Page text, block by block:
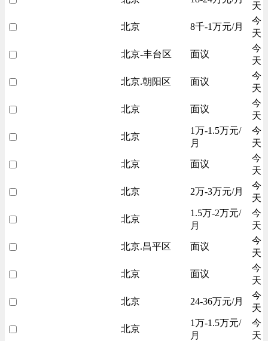
天
北京 8千-1万元/月
今
天
北京-丰台区 面议
今
天
北京.朝阳区 面议
今
天
北京 面议
今
天
北京
1万-1.5万元/
月
今
天
北京 面议
今
天
北京 2万-3万元/月
今
天
北京
1.5万-2万元/
月
今
天
北京.昌平区 面议
今
天
北京 面议
今
天
北京 24-36万元/月
今
天
北京
1万-1.5万元/
月
今
天